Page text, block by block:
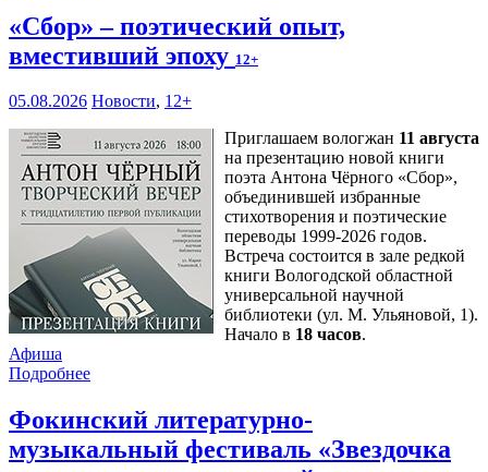
«Сбор» – поэтический опыт,
вместивший эпоху 12+
05.08.2026 Новости, 12+
Приглашаем вологжан 11 августа
на презентацию новой книги
поэта Антона Чёрного «Сбор»,
объединившей избранные
стихотворения и поэтические
переводы 1999-2026 годов.
Встреча состоится в зале редкой
книги Вологодской областной
универсальной научной
библиотеки (ул. М. Ульяновой, 1).
Начало в 18 часов.
Афиша
Подробнее
Фокинский литературно-
музыкальный фестиваль «Звездочка